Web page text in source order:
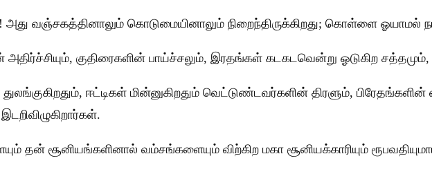
வஞ்சகத்தினாலும் கொடுமையினாலும் நிறைந்திருக்கிறது; கொள்ளை ஓயாமல்
அதிர்ச்சியும், குதிரைகளின் பாய்ச்சலும், இரதங்கள் கடகடவென்று ஓடுகிற சத்தமும்,
துலங்குகிறதும், ஈட்டிகள் மின்னுகிறதும் வெட்டுண்டவர்களின் திரளும்,
தன் சூனியங்களினால் வம்சங்களையும் விற்கிற மகா சூனியக்காரியும்